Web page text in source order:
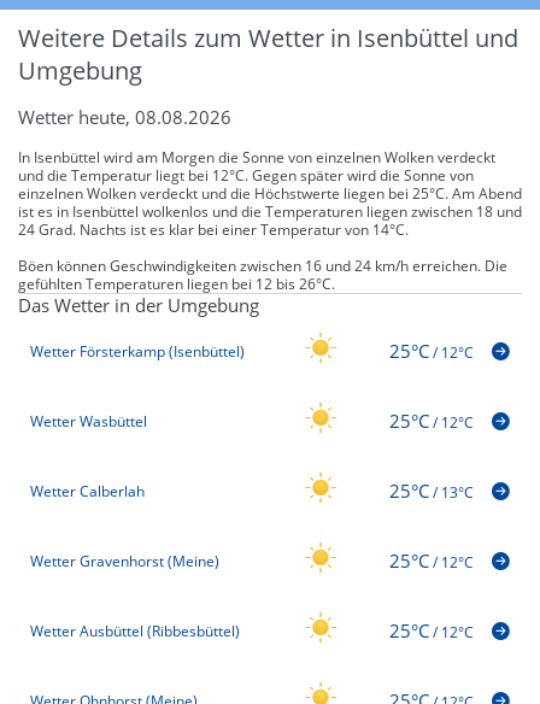
Weitere Details zum Wetter in Isenbüttel und
Umgebung
Wetter heute, 08.08.2026
In Isenbüttel wird am Morgen die Sonne von einzelnen Wolken verdeckt
und die Temperatur liegt bei 12°C. Gegen später wird die Sonne von
einzelnen Wolken verdeckt und die Höchstwerte liegen bei 25°C. Am Abend
ist es in Isenbüttel wolkenlos und die Temperaturen liegen zwischen 18 und
24 Grad. Nachts ist es klar bei einer Temperatur von 14°C.
Böen können Geschwindigkeiten zwischen 16 und 24 km/h erreichen. Die
gefühlten Temperaturen liegen bei 12 bis 26°C.
Das Wetter in der Umgebung
Wetter Försterkamp (Isenbüttel) 25°C/12°C
Wetter Wasbüttel 25°C/12°C
Wetter Calberlah 25°C/13°C
Wetter Gravenhorst (Meine) 25°C/12°C
Wetter Ausbüttel (Ribbesbüttel) 25°C/12°C